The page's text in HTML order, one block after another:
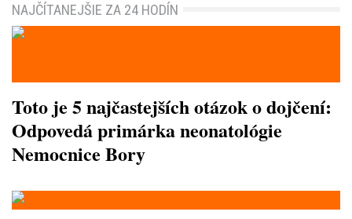
NAJČÍTANEJŠIE ZA 24 HODÍN
Toto je 5 najčastejších otázok o dojčení:
Odpovedá primárka neonatológie
Nemocnice Bory